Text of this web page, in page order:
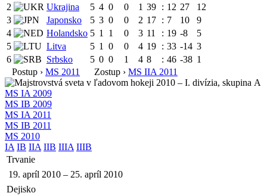
2
Ukrajina 5 4 0 0 1 39 : 12 27
12
3
Japonsko 5 3 0 0 2 17 : 7 10
9
4
Holandsko 5 1 1 0 3 11 : 19 -8
5
5
Litva 5 1 0 0 4 19 : 33 -14 3
6
Srbsko 5 0 0 1 4 8 : 46 -38 1
Postup › MS 2011 Zostup › MS IIA 2011
MS IA 2009
MS IB 2009
MS IA 2011
MS IB 2011
MS 2010
IA IB IIA IIB IIIA IIIB
Trvanie
19. apríl 2010 – 25. apríl 2010
Dejisko